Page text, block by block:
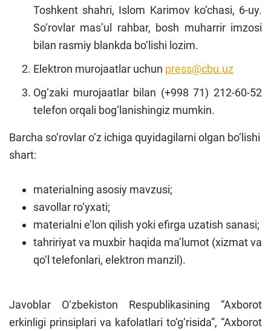
Toshkent shahri, Islom Karimov ko‘chasi, 6-uy.
So‘rovlar mas’ul rahbar, bosh muharrir imzosi
bilan rasmiy blankda bo‘lishi lozim.
Elektron murojaatlar uchun press@cbu.uz
Og‘zaki murojaatlar bilan (+998 71) 212-60-52
telefon orqali bog‘lanishingiz mumkin.
Barcha so‘rovlar o‘z ichiga quyidagilarni olgan bo‘lishi
shart:
materialning asosiy mavzusi;
savollar ro‘yxati;
materialni e’lon qilish yoki efirga uzatish sanasi;
tahririyat va muxbir haqida ma’lumot (xizmat va
qo‘l telefonlari, elektron manzil).
Javoblar O‘zbekiston Respublikasining “Axborot
erkinligi prinsiplari va kafolatlari to‘g‘risida”, “Axborot